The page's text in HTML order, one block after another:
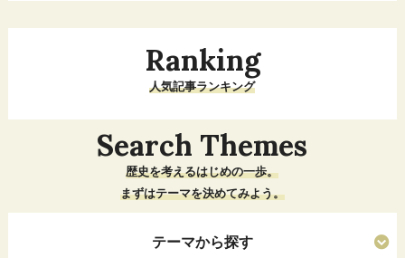
Ranking
人気記事ランキング
Search Themes
歴史を考えるはじめの一歩。
まずはテーマを決めてみよう。
テーマから探す